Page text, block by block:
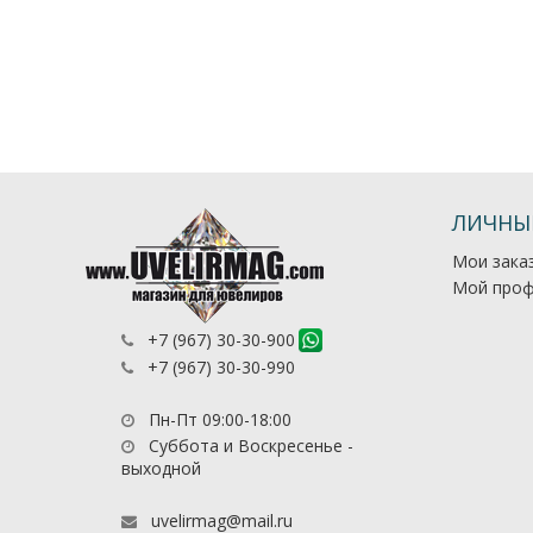
+7 (967) 30-30-900
+7 (967) 30-30-990
Пн-Пт 09:00-18:00
Суббота и Воскресенье -
выходной
uvelirmag@mail.ru
Мои
Мой